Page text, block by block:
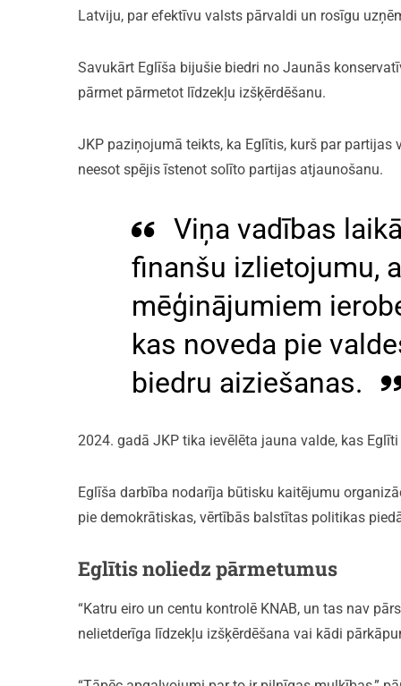
Latviju, par efektīvu valsts pārvaldi un rosīgu
Savukārt Eglīša bijušie biedri no Jaunās
pārmet pārmetot līdzekļu izšķērdēšanu.
JKP paziņojumā teikts, ka Eglītis, kurš par
neesot spējis īstenot solīto partijas atjaunošanu.
Viņa vadības
finanšu izlietojumu,
mēģinājumiem
kas noveda pie
biedru aiziešanas.
2024. gadā JKP tika ievēlēta jauna valde, kas
Eglīša darbība nodarīja būtisku kaitējumu
pie demokrātiskas, vērtībās balstītas politikas
Eglītis noliedz pārmetumus
“Katru eiro un centu kontrolē KNAB, un tas nav
nelietderīga līdzekļu izšķērdēšana vai kādi